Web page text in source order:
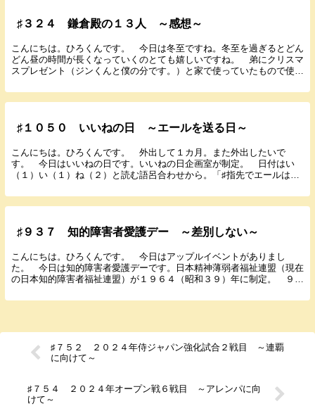
♯３２４ 鎌倉殿の１３人 ～感想～
こんにちは。ひろくんです。 今日は冬至ですね。冬至を過ぎるとどん
どん昼の時間が長くなっていくのとても嬉しいですね。 弟にクリスマ
スプレゼント（ジンくんと僕の分です。）と家で使っていたもので使え
♯１０５０ いいねの日 ～エールを送る日～
こんにちは。ひろくんです。 外出して１カ月。また外出したいで
す。 今日はいいねの日です。いいねの日企画室が制定。 日付はい
（１）い（１）ね（２）と読む語呂合わせから。「♯指先でエールは送
♯９３７ 知的障害者愛護デー ～差別しない～
こんにちは。ひろくんです。 今日はアップルイベントがありまし
た。 今日は知的障害者愛護デーです。日本精神薄弱者福祉連盟（現在
の日本知的障害者福祉連盟）が１９６４（昭和３９）年に制定。 ９月
♯７５２ ２０２４年侍ジャパン強化試合２戦目 ～連覇
に向けて～
♯７５４ ２０２４年オープン戦６戦目 ～アレンパに向
けて～